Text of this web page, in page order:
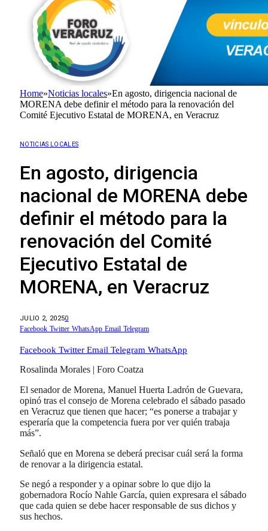
Home»Noticias locales»En agosto, dirigencia nacional de
MORENA debe definir el método para la renovación del
Comité Ejecutivo Estatal de MORENA, en Veracruz
NOTICIAS LOCALES
En agosto, dirigencia
nacional de MORENA debe
definir el método para la
renovación del Comité
Ejecutivo Estatal de
MORENA, en Veracruz
JULIO 2, 20250
Facebook Twitter WhatsApp Email Telegram
Facebook Twitter Email Telegram WhatsApp
Rosalinda Morales | Foro Coatza
El senador de Morena, Manuel Huerta Ladrón de Guevara,
opinó tras el consejo de Morena celebrado el sábado pasado
en Veracruz que tienen que hacer; “es ponerse a trabajar y
esperaría que la competencia fuera por ver quién trabaja
más”.
Señaló que en Morena se deberá precisar cuál será la forma
de renovar a la dirigencia estatal.
Se negó a responder y a opinar sobre lo que dijo la
gobernadora Rocío Nahle García, quien expresara el sábado
que cada quien se debe hacer responsable de sus dichos y
sus hechos.